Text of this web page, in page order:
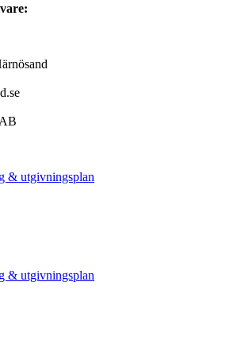
& utgivningsplan
& utgivningsplan